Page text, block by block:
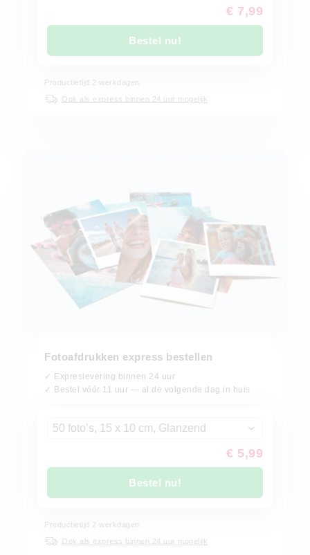
€ 7,99
Bestel nu!
Productietijd 2 werkdagen
Ook als express binnen 24 uur mogelijk
Fotoafdrukken express bestellen
✓ Expreslevering binnen 24 uur
✓ Bestel vóór 11 uur — al de volgende dag in huis
50 foto’s, 15 x 10 cm, Glanzend
€ 5,99
Bestel nu!
Productietijd 2 werkdagen
Ook als express binnen 24 uur mogelijk